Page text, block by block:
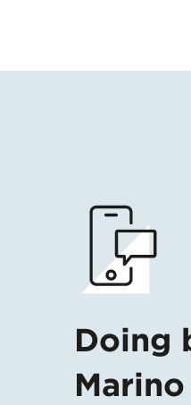
Doing
Marino